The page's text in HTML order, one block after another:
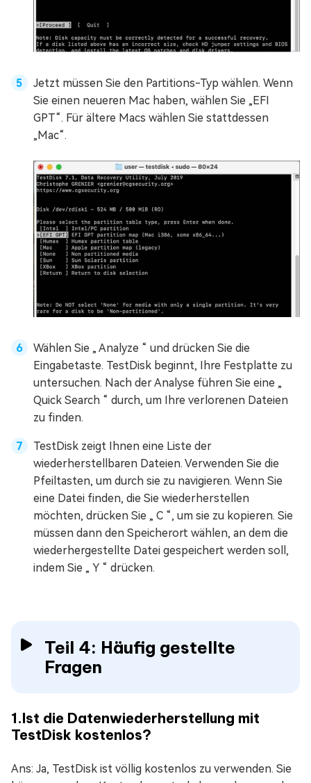
Jetzt müssen Sie den Partitions-Typ wählen. Wenn
Sie einen neueren Mac haben, wählen Sie „EFI
GPT“. Für ältere Macs wählen Sie stattdessen
„Mac“.
Wählen Sie „ Analyze “ und drücken Sie die
Eingabetaste. TestDisk beginnt, Ihre Festplatte zu
untersuchen. Nach der Analyse führen Sie eine „
Quick Search “ durch, um Ihre verlorenen Dateien
zu finden.
TestDisk zeigt Ihnen eine Liste der
wiederherstellbaren Dateien. Verwenden Sie die
Pfeiltasten, um durch sie zu navigieren. Wenn Sie
eine Datei finden, die Sie wiederherstellen
möchten, drücken Sie „ C “, um sie zu kopieren. Sie
müssen dann den Speicherort wählen, an dem die
wiederhergestellte Datei gespeichert werden soll,
indem Sie „ Y “ drücken.
Teil 4: Häufig gestellte
Fragen
1.Ist die Datenwiederherstellung mit
TestDisk kostenlos?
Ans: Ja, TestDisk ist völlig kostenlos zu verwenden. Sie